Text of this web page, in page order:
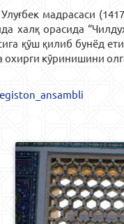
мадрасаси
халқ орасида
қўш қилиб бунёд
охирги кўринишини